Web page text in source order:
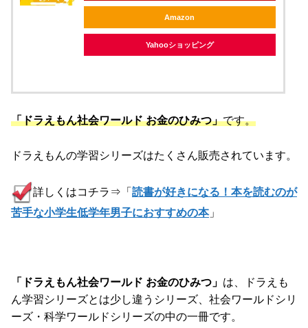
Amazon
Yahooショッピング
「ドラえもん社会ワールド お金のひみつ」です。
ドラえもんの学習シリーズはたくさん販売されています。
詳しくはコチラ⇒「 読書が好きになる！本を読むのが
苦手な小学生低学年男子におすすめの本」
「ドラえもん社会ワールド お金のひみつ」 は、ドラえも
ん学習シリーズとは少し違うシリーズ、社会ワールドシリ
ーズ・科学ワールドシリーズの中の一冊です。